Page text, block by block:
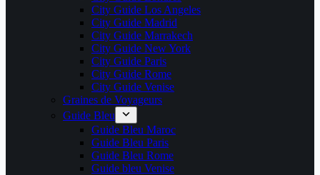
City Guide Los Angeles
City Guide Madrid
City Guide Marrakech
City Guide New York
City Guide Paris
City Guide Rome
City Guide Venise
Graines de Voyageurs
Guide Bleu
Guide Bleu Maroc
Guide Bleu Paris
Guide Bleu Rome
Guide bleu Venise